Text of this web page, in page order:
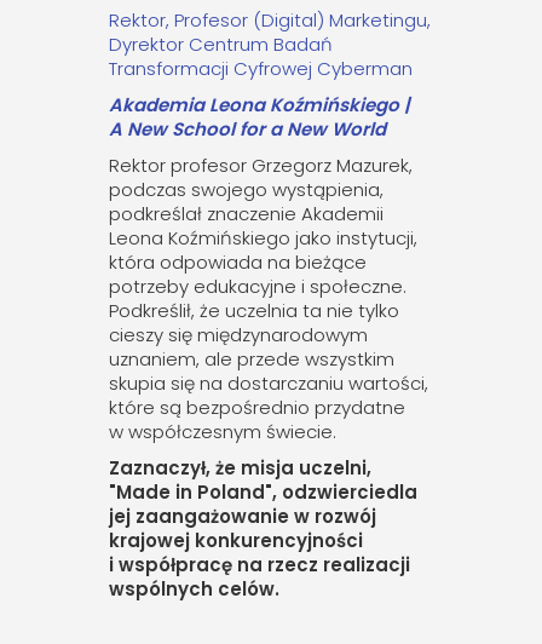
Rektor, Profesor (Digital) Marketingu,
Dyrektor Centrum Badań
Transformacji Cyfrowej Cyberman
Akademia Leona Koźmińskiego |
A New School for a New World
Rektor profesor Grzegorz Mazurek,
podczas swojego wystąpienia,
podkreślał znaczenie Akademii
Leona Koźmińskiego jako instytucji,
która odpowiada na bieżące
potrzeby edukacyjne i społeczne.
Podkreślił, że uczelnia ta nie tylko
cieszy się międzynarodowym
uznaniem, ale przede wszystkim
skupia się na dostarczaniu wartości,
które są bezpośrednio przydatne
w współczesnym świecie.
Zaznaczył, że misja uczelni,
"Made in Poland", odzwierciedla
jej zaangażowanie w rozwój
krajowej konkurencyjności
i współpracę na rzecz realizacji
wspólnych celów.